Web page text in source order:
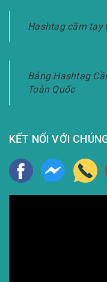
Hashtag cầm tay
Bảng Hashtag
Toàn Quốc
KẾT NỐI VỚI